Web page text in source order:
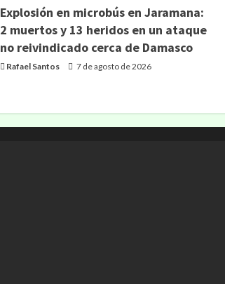
Explosión en microbús en Jaramana:
2 muertos y 13 heridos en un ataque
no reivindicado cerca de Damasco
Rafael Santos 7 de agosto de 2026